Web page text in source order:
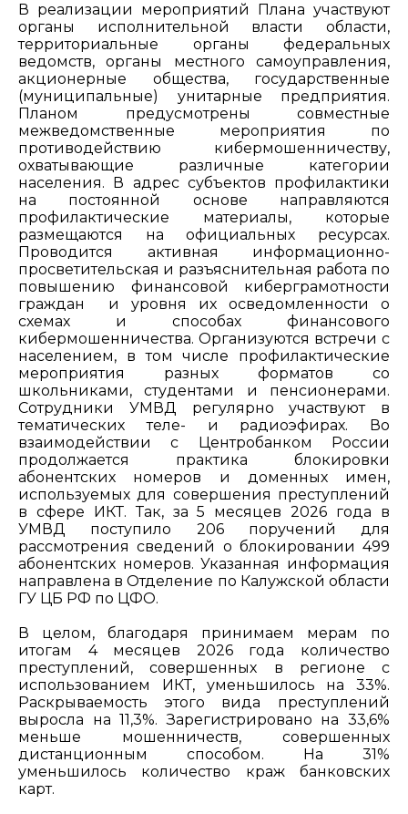
В реализации мероприятий Плана участвуют
органы исполнительной власти области,
территориальные органы федеральных
ведомств, органы местного самоуправления,
акционерные общества, государственные
(муниципальные) унитарные предприятия.
Планом предусмотрены совместные
межведомственные мероприятия по
противодействию кибермошенничеству,
охватывающие различные категории
населения. В адрес субъектов профилактики
на постоянной основе направляются
профилактические материалы, которые
размещаются на официальных ресурсах.
Проводится активная информационно-
просветительская и разъяснительная работа по
повышению финансовой киберграмотности
граждан и уровня их осведомленности о
схемах и способах финансового
кибермошенничества. Организуются встречи с
населением, в том числе профилактические
мероприятия разных форматов со
школьниками, студентами и пенсионерами.
Сотрудники УМВД регулярно участвуют в
тематических теле- и радиоэфирах. Во
взаимодействии с Центробанком России
продолжается практика блокировки
абонентских номеров и доменных имен,
используемых для совершения преступлений
в сфере ИКТ. Так, за 5 месяцев 2026 года в
УМВД поступило 206 поручений для
рассмотрения сведений о блокировании 499
абонентских номеров. Указанная информация
направлена в Отделение по Калужской области
ГУ ЦБ РФ по ЦФО.
В целом, благодаря принимаем мерам по
итогам 4 месяцев 2026 года количество
преступлений, совершенных в регионе с
использованием ИКТ, уменьшилось на 33%.
Раскрываемость этого вида преступлений
выросла на 11,3%. Зарегистрировано на 33,6%
меньше мошенничеств, совершенных
дистанционным способом. На 31%
уменьшилось количество краж банковских
карт.